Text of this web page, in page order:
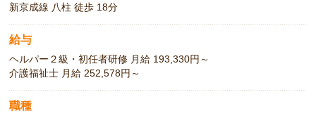
新京成線 八柱 徒歩 18分
給与
ヘルパー２級・初任者研修 月給 193,330円～
介護福祉士 月給 252,578円～
職種